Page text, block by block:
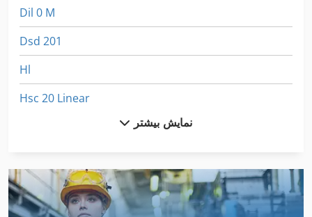
Dil 0 M
Dsd 201
Hl
Hsc 20 Linear
Kgs 1670
Lcf 1
نمایش بیشتر